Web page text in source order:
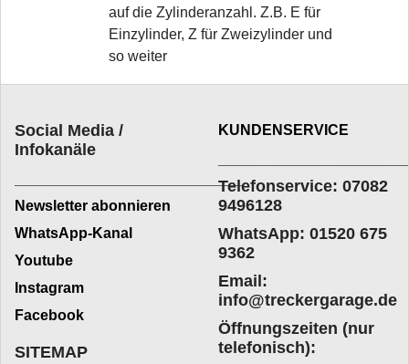
auf die Zylinderanzahl. Z.B. E für
Einzylinder, Z für Zweizylinder und
so weiter
Social Media /
Infokanäle
_________________________
Newsletter abonnieren
WhatsApp-Kanal
Youtube
Instagram
Facebook
KUNDENSERVICE
Telefonservice: 07082
9496128
WhatsApp: 01520 675
9362
Email:
info@treckergarage.de
Öffnungszeiten (nur
telefonisch):
SITEMAP